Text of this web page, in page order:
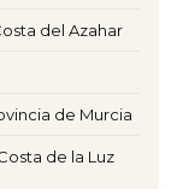
del Azahar
de Murcia
de la Luz